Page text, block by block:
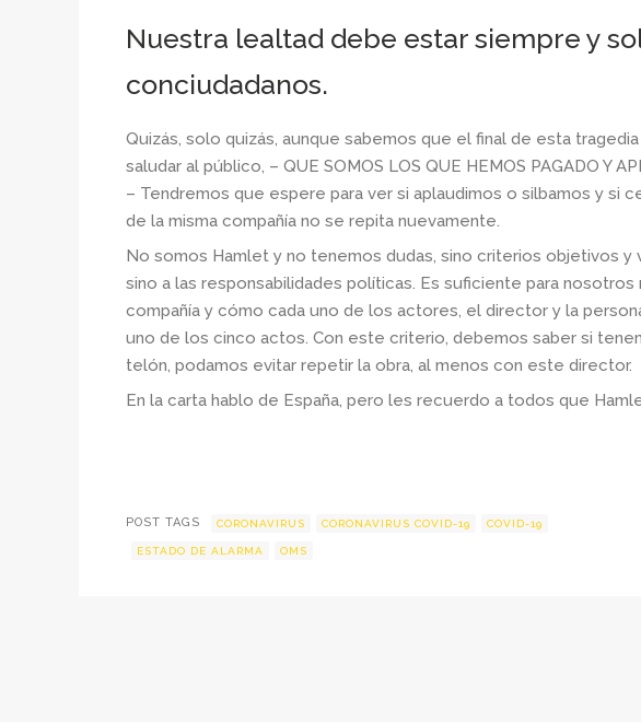
Nuestra lealtad debe estar siempre y
conciudadanos.
Quizás, solo quizás, aunque sabemos que el final de esta
saludar al público, – QUE SOMOS LOS QUE HEMOS PAGADO Y
– Tendremos que espere para ver si aplaudimos o silbamos y si
de la misma compañía no se repita nuevamente.
No somos Hamlet y no tenemos dudas, sino criterios objetivos y
sino a las responsabilidades políticas. Es suficiente para
compañía y cómo cada uno de los actores, el director y la
uno de los cinco actos. Con este criterio, debemos saber si
telón, podamos evitar repetir la obra, al menos con este director.
En la carta hablo de España, pero les recuerdo a todos que
POST TAGS CORONAVIRUS CORONAVIRUS COVID-19 COVID-19
ESTADO DE ALARMA OMS